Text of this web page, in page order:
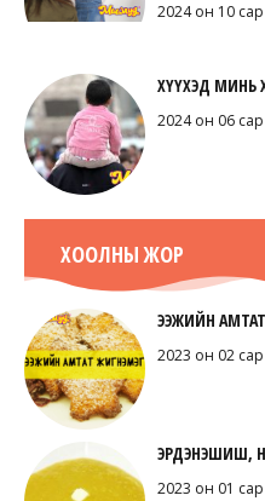
2024 он 10
ХҮҮХЭД МИНЬ
2024 он 06
ХООЛНЫ ЖОР
ЭЭЖИЙН
2023 он 02
ЭРДЭНЭШИШ,
2023 он 01 сар